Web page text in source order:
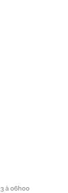
à 06h00